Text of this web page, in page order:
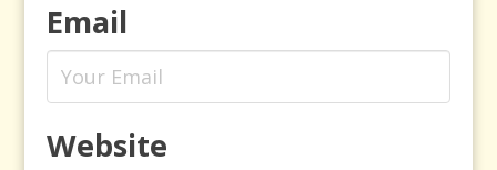
Email
Website